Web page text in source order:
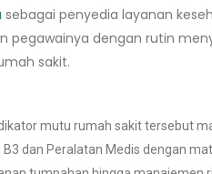
sebagai penyedia layanan
pegawainya dengan rutin
sakit.
mutu rumah sakit tersebut
dan Peralatan Medis dengan